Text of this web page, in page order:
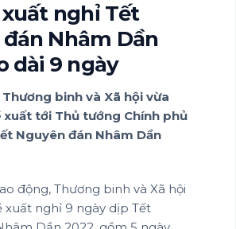
nghỉ Tết
Nhâm Dần
dài 9 ngày
binh và Xã hội vừa
xuất tới Thủ tướng Chính phủ
Nguyên đán Nhâm Dần
động, Thương binh và Xã hội
xuất nghỉ 9 ngày dịp Tết